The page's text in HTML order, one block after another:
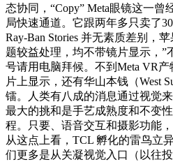
态协同，“Copy” Meta眼镜这一曾
局快速通道。它跟两年多只卖了
Ray-Ban Stories 并无素质差别，
题较益处理，均不带镜片显示，”
号请用电脑拜候。不到Meta VR
片上显示，还有华山本钱（West
镭。人类有八成的消息通过视觉
最大的挑和是手艺成熟度和不变
程。只要、语音交互和摄影功能
从这点上看，TCL 孵化的雷鸟立
们更多是从关凝视觉入口（以往